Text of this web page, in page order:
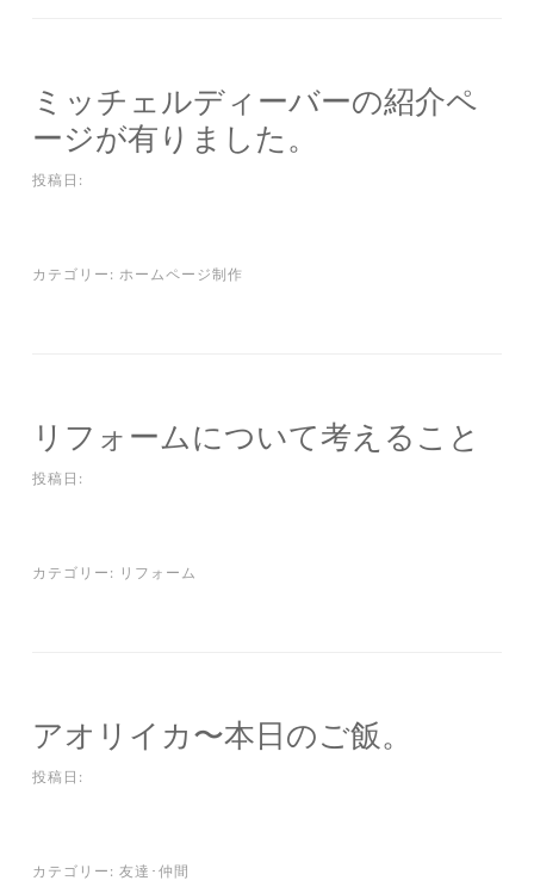
ミッチェルディーバーの紹介ペ
ージが有りました。
投稿日:
カテゴリー: ホームページ制作
リフォームについて考えること
投稿日:
カテゴリー: リフォーム
アオリイカ〜本日のご飯。
投稿日:
カテゴリー: 友達･仲間